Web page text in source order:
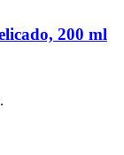
200 ml